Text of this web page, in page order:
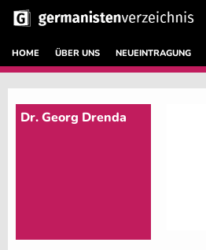
HOME ÜBER UNS NEUEINTRAGUNG
Dr. Georg Drenda